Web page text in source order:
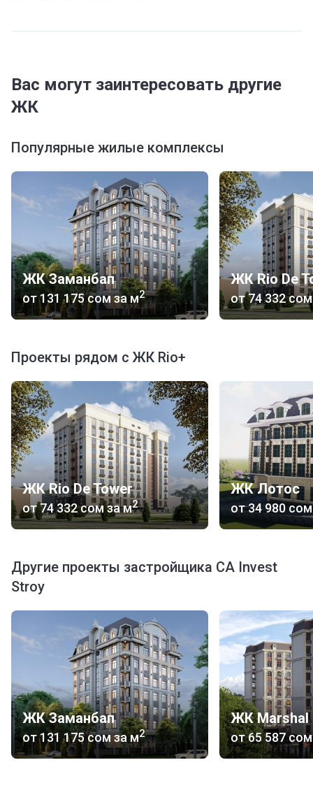
Вас могут заинтересовать другие
ЖК
Популярные жилые комплексы
ЖК Заманбап
от‍131 175 сомза м2
ЖК Rio De
от‍74 332 сом
Проекты рядом с ЖК Rio+
ЖК Rio De Tower
от‍74 332 сомза м2
ЖК Лотос
от‍34 980 сом
Другие проекты застройщика CA Invest
Stroy
ЖК Заманбап
от‍131 175 сомза м2
ЖК Marshal
от‍65 587 сом